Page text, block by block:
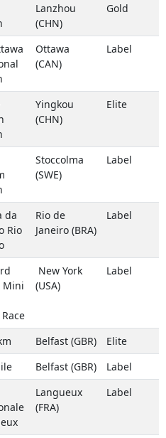
Lanzhou
(CHN)
Gold
Ottawa
(CAN)
Label
Yingkou
(CHN)
Elite
Stoccolma
(SWE)
Label
da
Rio
Rio de
Janeiro (BRA)
Label
Mini
New York
(USA)
Label
Belfast (GBR)
Elite
Belfast (GBR)
Label
Langueux
(FRA)
Label